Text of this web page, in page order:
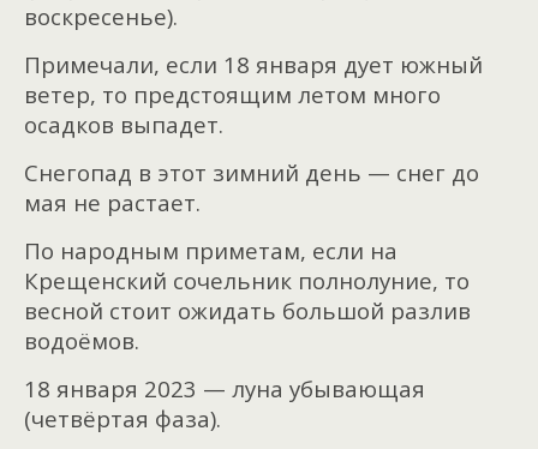
воскресенье).
Примечали, если 18 января дует южный
ветер, то предстоящим летом много
осадков выпадет.
Снегопад в этот зимний день — снег до
мая не растает.
По народным приметам, если на
Крещенский сочельник полнолуние, то
весной стоит ожидать большой разлив
водоёмов.
18 января 2023 — луна убывающая
(четвёртая фаза).